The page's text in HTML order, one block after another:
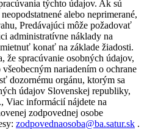
týchto údajov. Ak sú
alebo neprimerané,
Predávajúci môže požadovať
administratívne náklady na
konať na základe žiadosti.
že spracúvanie osobných údajov,
nariadením o ochrane
dozornému orgánu, ktorým sa
údajov Slovenskej republiky,
Viac informácií nájdete na
zodpovednej osobe
zodpovednaosoba@ba.satur.sk .